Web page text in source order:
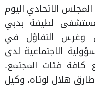
الاتحادي اليوم
مستشفى لطيفة بدبي
وغرس التفاؤل في
الاجتماعية لدى
كافة فئات المجتمع.
هلال لوتاه، وكيل